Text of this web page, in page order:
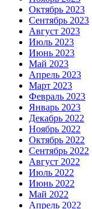
Октябрь 2023
Сентябрь 2023
Август 2023
Июль 2023
Июнь 2023
Май 2023
Апрель 2023
Март 2023
Февраль 2023
Январь 2023
Декабрь 2022
Ноябрь 2022
Октябрь 2022
Сентябрь 2022
Август 2022
Июль 2022
Июнь 2022
Май 2022
Апрель 2022